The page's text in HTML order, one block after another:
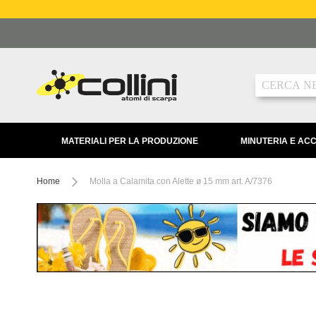
al
Ricerca
MATERIALI PER LA PRODUZIONE MINUTERIA E
Home Molla a Calamita con Alette ø 15 mm art. A/7376